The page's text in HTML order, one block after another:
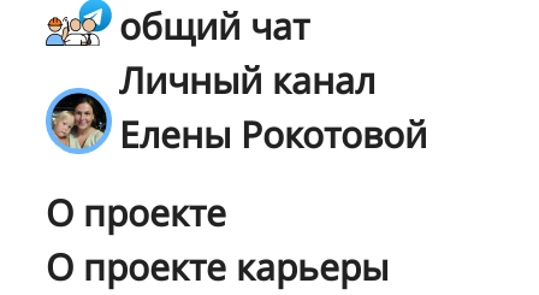
общий чат
Личный канал
Елены Рокотовой
О проекте
О проекте карьеры